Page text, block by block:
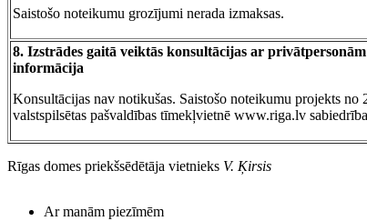
Saistošo noteikumu grozījumi nerada izmaksas.
8. Izstrādes gaitā veiktās konsultācijas ar
informācija
Konsultācijas nav notikušas. Saistošo noteikumu projekts
valstspilsētas pašvaldības tīmekļvietnē www.riga.lv
Rīgas domes priekšsēdētāja vietnieks V. Ķirsis
Ar manām piezīmēm